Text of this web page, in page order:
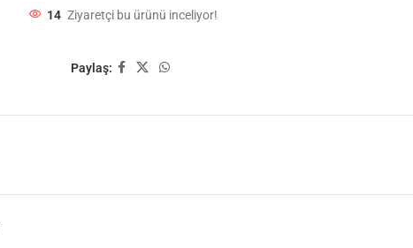
14 Ziyaretçi bu ürünü inceliyor!
Paylaş: